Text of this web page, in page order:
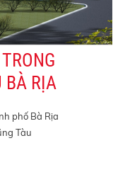
BÀ RỊA
phố Bà Rịa
Tàu